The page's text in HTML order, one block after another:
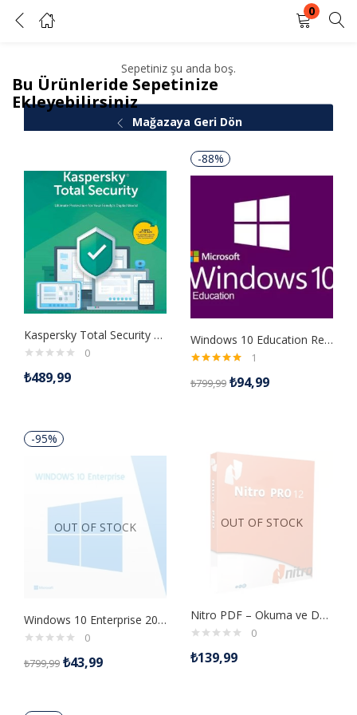
0
KAYIT OL
Kullanıcı adınızı ve şifrenizi girin.
Beni Hatırla
Sepetiniz şu anda boş.
Mağazaya Geri Dön
Bu Ürünleride Sepetinize
Ekleyebilirsiniz
Kaspersky Total Security 2020 1 Kullanıcı 1 Yıl
0
₺489,99
-88%
Windows 10 Education Retail Dijital Lisans Anahtarı
5.00oy aldı
1
₺799,99 ₺94,99
-95%
OUT OF STOCK
Windows 10 Enterprise 2016 LTSB Retail Dijital Lisans Anahtarı
0
₺799,99 ₺43,99
OUT OF STOCK
Nitro PDF – Okuma ve Düzenleme Dijital Lisans Anahtarı
0
₺139,99